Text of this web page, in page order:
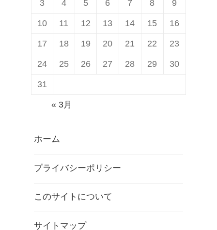
3 4 5 6 7 8 9
10 11 12 13 14 15 16
17 18 19 20 21 22 23
24 25 26 27 28 29 30
31
« 3月
ホーム
プライバシーポリシー
このサイトについて
サイトマップ